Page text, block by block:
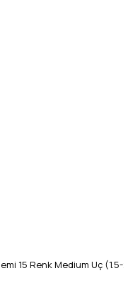
15 Renk Medium Uç (1.5-